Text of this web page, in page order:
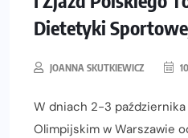
Dietetyki
JOANNA SKUTKIEWICZ
W dniach 2-3
Olimpijskim w Warszawie